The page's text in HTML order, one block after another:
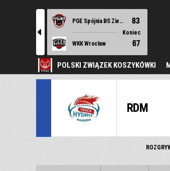
l
PGE Spójnia BS Ziemi Szczecińskiej Stargard 83
Koniec
WKK Wrocław
67
POLSKI ZWIĄZEK KOSZYKÓWKI
RDM